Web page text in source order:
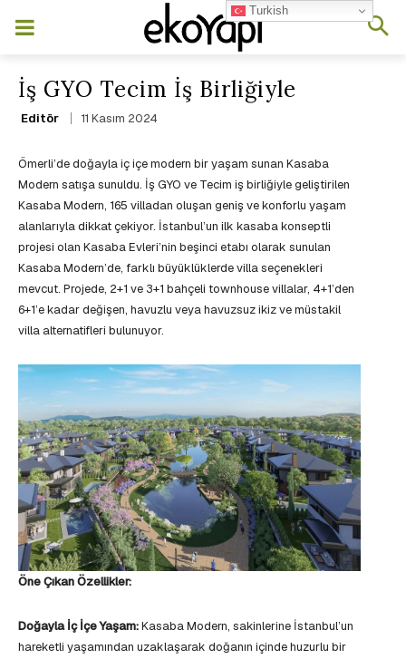
İş GYO Tecim İş Birliğiyle
Editör 11 Kasım 2024
Ömerli’de doğayla iç içe modern bir yaşam sunan Kasaba
Modern satışa sunuldu. İş GYO ve Tecim iş birliğiyle geliştirilen
Kasaba Modern, 165 villadan oluşan geniş ve konforlu yaşam
alanlarıyla dikkat çekiyor. İstanbul’un ilk kasaba konseptli
projesi olan Kasaba Evleri’nin beşinci etabı olarak sunulan
Kasaba Modern’de, farklı büyüklüklerde villa seçenekleri
mevcut. Projede, 2+1 ve 3+1 bahçeli townhouse villalar, 4+1’den
6+1’e kadar değişen, havuzlu veya havuzsuz ikiz ve müstakil
villa alternatifleri bulunuyor.
Öne Çıkan Özellikler:
Doğayla İç İçe Yaşam:Kasaba Modern, sakinlerine İstanbul’un
hareketli yaşamından uzaklaşarak doğanın içinde huzurlu bir
Turkish